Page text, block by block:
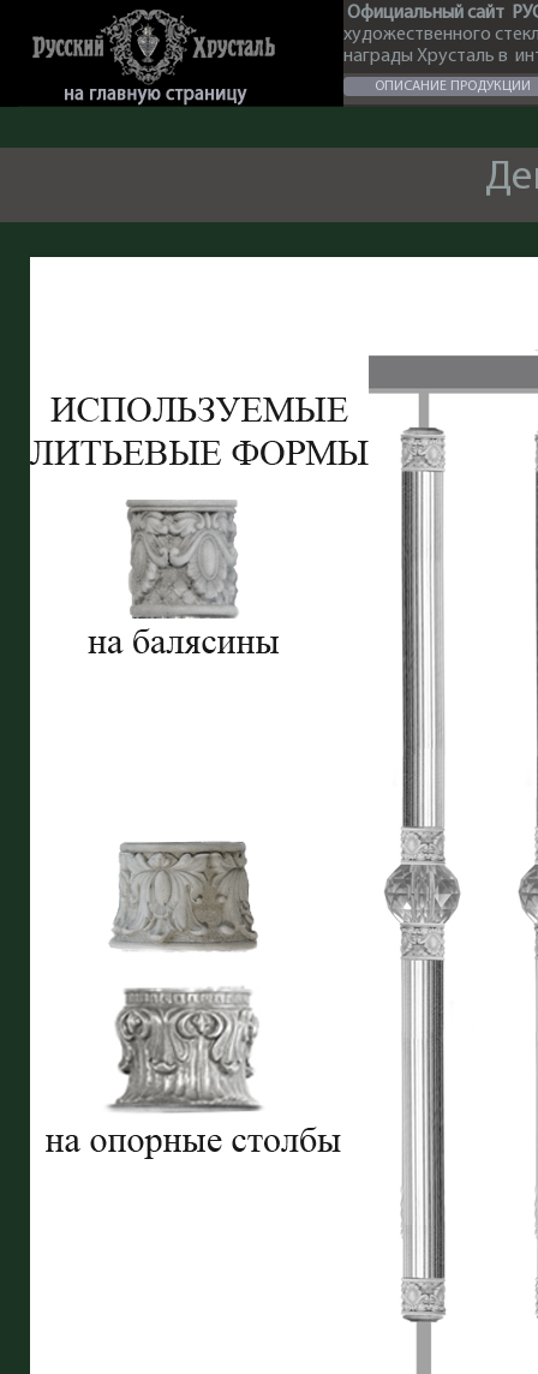
Официальный сайт
художественного
награды Хрусталь в
ОПИСАНИЕ ПРОДУКЦИИ